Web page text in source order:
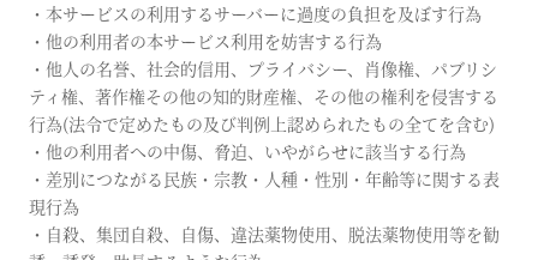
・本サービスの利用するサーバーに過度の負担を及ぼす行為
・他の利用者の本サービス利用を妨害する行為
・他人の名誉、社会的信用、プライバシー、肖像権、パブリシ
ティ権、著作権その他の知的財産権、その他の権利を侵害する
行為(法令で定めたもの及び判例上認められたもの全てを含む)
・他の利用者への中傷、脅迫、いやがらせに該当する行為
・差別につながる民族・宗教・人種・性別・年齢等に関する表
現行為
・自殺、集団自殺、自傷、違法薬物使用、脱法薬物使用等を勧